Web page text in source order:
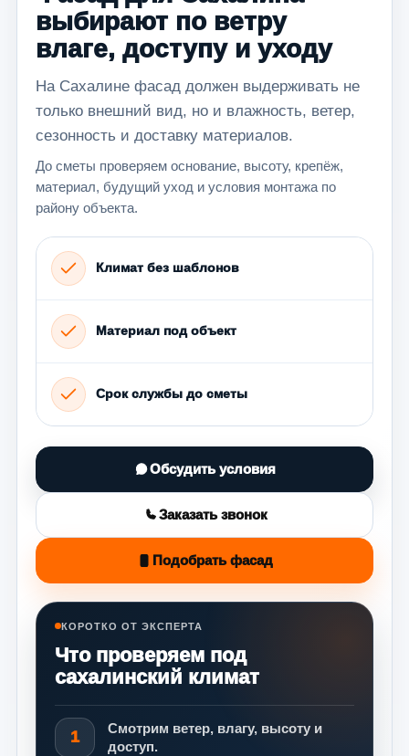
выбирают по ветру
влаге, доступу и уходу
На Сахалине фасад должен выдерживать не
только внешний вид, но и влажность, ветер,
сезонность и доставку материалов.
До сметы проверяем основание, высоту, крепёж,
материал, будущий уход и условия монтажа по
району объекта.
Климат без шаблонов
Материал под объект
Срок службы до сметы
Обсудить условия
Заказать звонок
Подобрать фасад
КОРОТКО ОТ ЭКСПЕРТА
Что проверяем под
сахалинский климат
1
Смотрим ветер, влагу, высоту и
доступ.